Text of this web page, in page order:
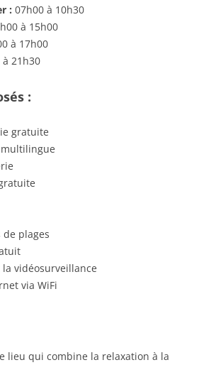
: 07h00 à 10h30
à 15h00
à 17h00
à 21h30
:
gratuite
de plages
la vidéosurveillance
via WiFi
lieu qui combine la relaxation à la